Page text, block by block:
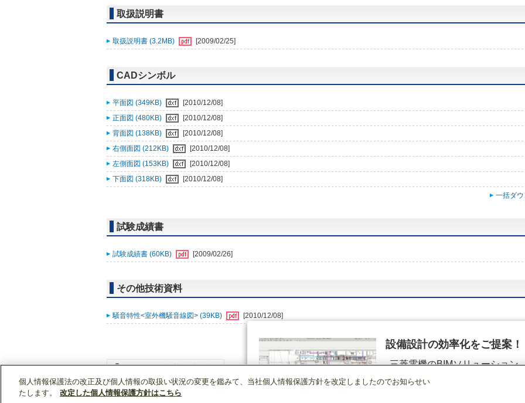
取扱説明書
取扱説明書 (3.2MB) [2009/02/25]
CADシンボル
平面図 (349KB)
[2010/12/08]
正面図 (480KB)
[2010/12/08]
背面図 (138KB)
[2010/12/08]
右側面図 (212KB)
[2010/12/08]
左側面図 (153KB)
[2010/12/08]
下面図 (318KB)
[2010/12/08]
一括ダ
試験成績書
試験成績書 (60KB) [2009/02/26]
その他技術資料
騒音特性<室外機騒音線図> (39KB) [2010/12/08]
WIN2Kトップ 製品情報
設備設計の効率化をご提案！
三菱電機のBIMソリューション
（空調.換気.照明）
個人情報保護法の改正及び個人情報の取扱い状況の変更を鑑みて、当社個人情報保護方針を改定しましたのでお知らせい
たします。
改定した個人情報保護方針はこちら